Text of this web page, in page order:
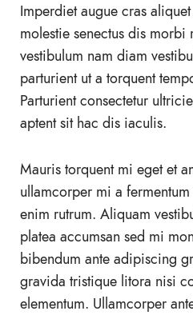
Imperdiet augue cras
molestie senectus dis morbi
vestibulum nam diam
parturient ut a torquent
Parturient consectetur
aptent sit hac dis iaculis.
Mauris torquent mi eget et
ullamcorper mi a
enim rutrum. Aliquam
platea accumsan sed mi
bibendum ante adipiscing
gravida tristique litora nisi
elementum. Ullamcorper